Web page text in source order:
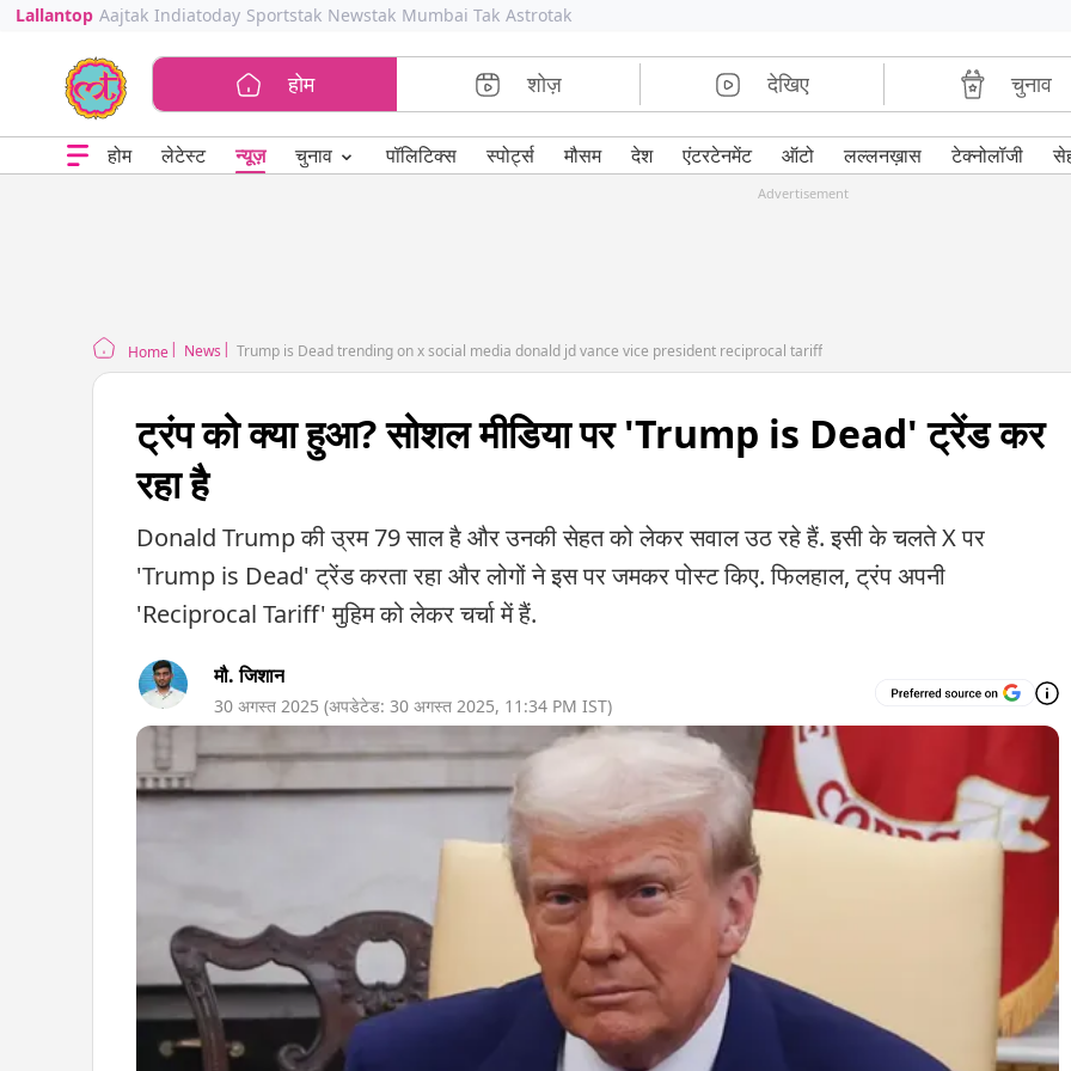
Lallantop Aajtak Indiatoday Sportstak Newstak Mumbai Tak Astrotak
होम शोज़ देखिए चुनाव
होम लेटेस्ट न्यूज़ चुनाव ⌄ पॉलिटिक्स स्पोर्ट्स मौसम देश एंटरटेनमेंट ऑटो लल्लनख़ास टेक्नोलॉजी
Advertisement
Home News Trump is Dead trending on x social media donald jd vance vice president reciprocal tariff
ट्रंप को क्या हुआ? सोशल मीडिया पर 'Trump is Dead' ट्रेंड कर
रहा है
Donald Trump की उ्रम 79 साल है और उनकी सेहत को लेकर सवाल उठ रहे हैं. इसी के चलते X पर
'Trump is Dead' ट्रेंड करता रहा और लोगों ने इस पर जमकर पोस्ट किए. फिलहाल, ट्रंप अपनी
'Reciprocal Tariff' मुहिम को लेकर चर्चा में हैं.
मौ. जिशान
30 अगस्त 2025 (अपडेटेड: 30 अगस्त 2025, 11:34 PM IST)